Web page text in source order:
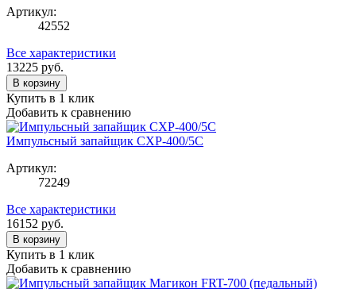
Артикул:
42552
Все характеристики
13225 руб.
В корзину
Купить в 1 клик
Добавить к сравнению
Импульсный запайщик CXP-400/5С
Артикул:
72249
Все характеристики
16152 руб.
В корзину
Купить в 1 клик
Добавить к сравнению